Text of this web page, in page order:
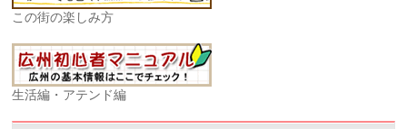
この街の楽しみ方
生活編・アテンド編